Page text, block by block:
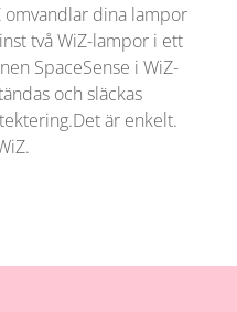
omvandlar dina lampor
två WiZ-lampor i ett
SpaceSense i WiZ-
och släckas
är enkelt.